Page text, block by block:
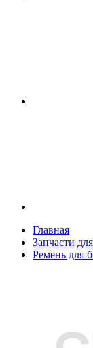
Главная
Запчасти
Ремень для